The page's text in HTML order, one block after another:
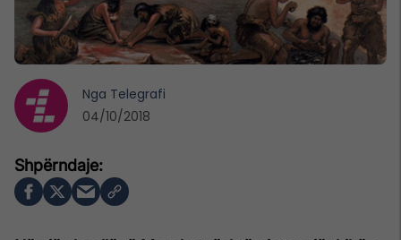
Nga Telegrafi
04/10/2018